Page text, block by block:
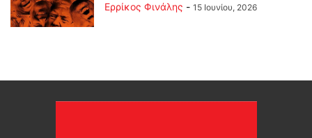
Ερρίκος Φινάλης - 15 Ιουνίου, 2026